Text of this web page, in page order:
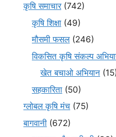
कृषि समाचार(742)
कृषि शिक्षा (49)
मौसमी फसल(246)
विकसित कृषि संकल्प
खेत बचाओ अभियान
सहकारिता (50)
ग्लोबल कृषि मंच (75)
बागवानी (672)